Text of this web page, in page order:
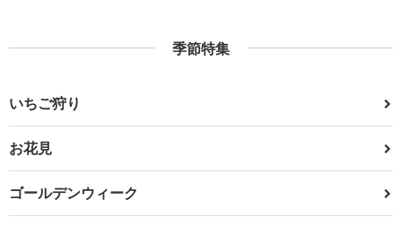
季節特集
いちご狩り
お花見
ゴールデンウィーク